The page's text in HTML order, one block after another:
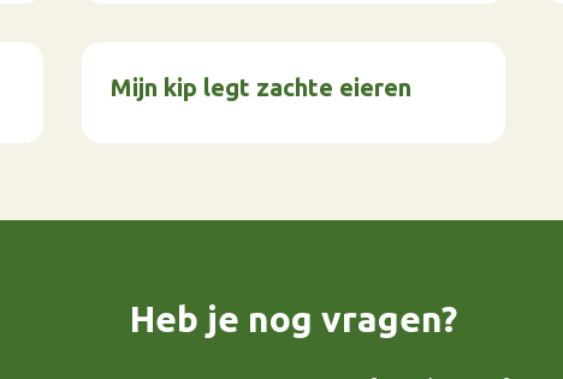
Mijn kip legt zachte eieren
Heb je nog vragen?